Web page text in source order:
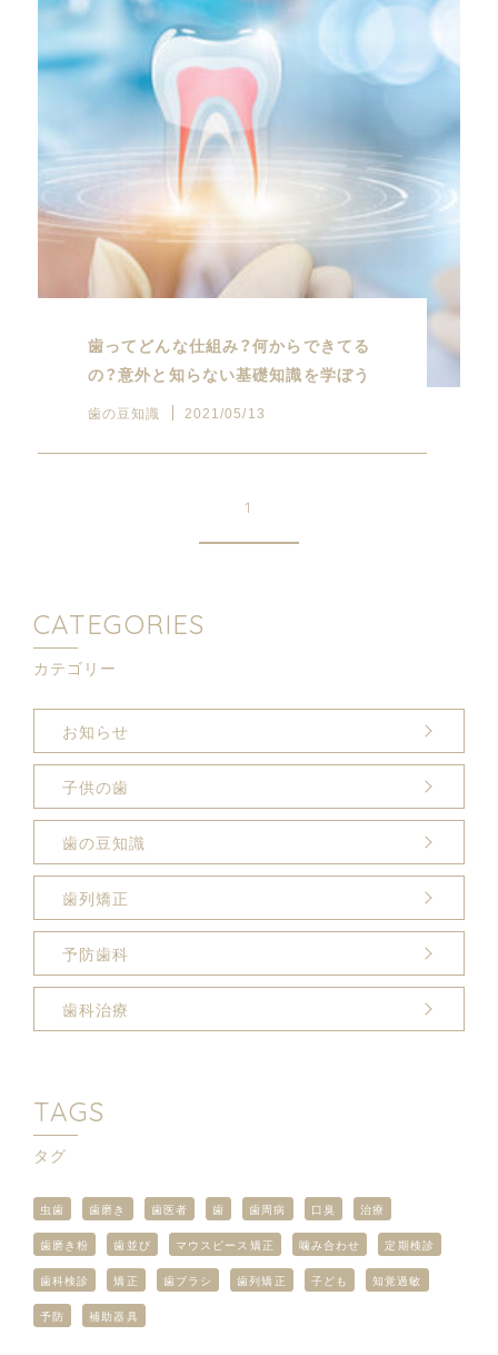
歯ってどんな仕組み？何からできてる
の？意外と知らない基礎知識を学ぼう
歯の豆知識 2021/05/13
1
CATEGORIES
カテゴリー
お知らせ
子供の歯
歯の豆知識
歯列矯正
予防歯科
歯科治療
TAGS
タグ
虫歯 歯磨き 歯医者 歯 歯周病 口臭 治療
歯磨き粉 歯並び マウスピース矯正 噛み合わせ 定期検診
歯科検診 矯正 歯ブラシ 歯列矯正 子ども 知覚過敏
予防 補助器具